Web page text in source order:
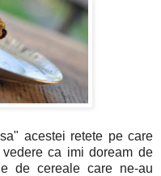
acestei retete pe care
ca imi doream de
de cereale care ne-au